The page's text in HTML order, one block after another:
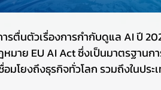
รตื่นตัวเรื่องการกำกับดูแล AI ปี
มาย EU AI Act ซึ่งเป็นมาตรฐานก
โยงถึงธุรกิจทั่วโลก รวมถึงในประ